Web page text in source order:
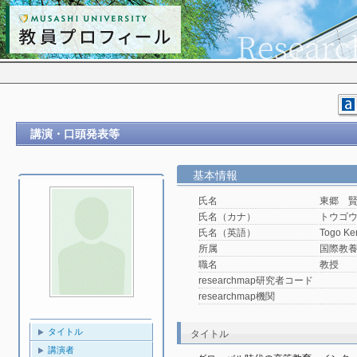
講演・口頭発表等
タイトル
講演者
基本情報
氏名
東郷 賢
氏名（カナ）
トウゴ
氏名（英語）
Togo
所属
国際教
職名
教授
researchmap研究者コード
researchmap機関
タイトル